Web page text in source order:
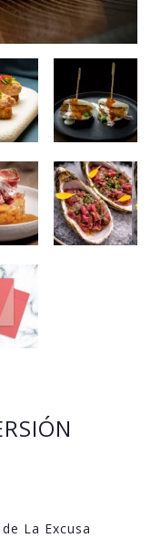
La Excusa